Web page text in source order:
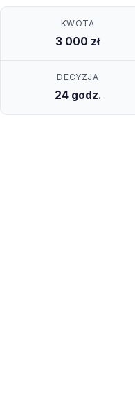
KWOTA
3 000 zł
DECYZJA
24 godz.